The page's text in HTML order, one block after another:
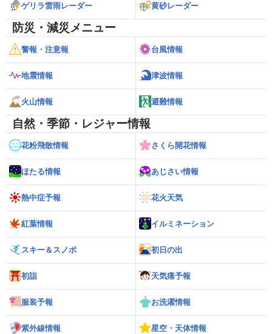
ゲリラ雷雨レーダー 黄砂レーダー
防災・減災メニュー
警報・注意報 台風情報
地震情報 津波情報
火山情報 避難情報
自然・季節・レジャー情報
花粉飛散情報 さくら開花情報
ほたる情報 あじさい情報
熱中症予報 花火天気
紅葉情報 イルミネーション
スキー＆スノボ 初日の出
初詣 天気痛予報
服装予報 お洗濯情報
紫外線情報 星空・天体情報